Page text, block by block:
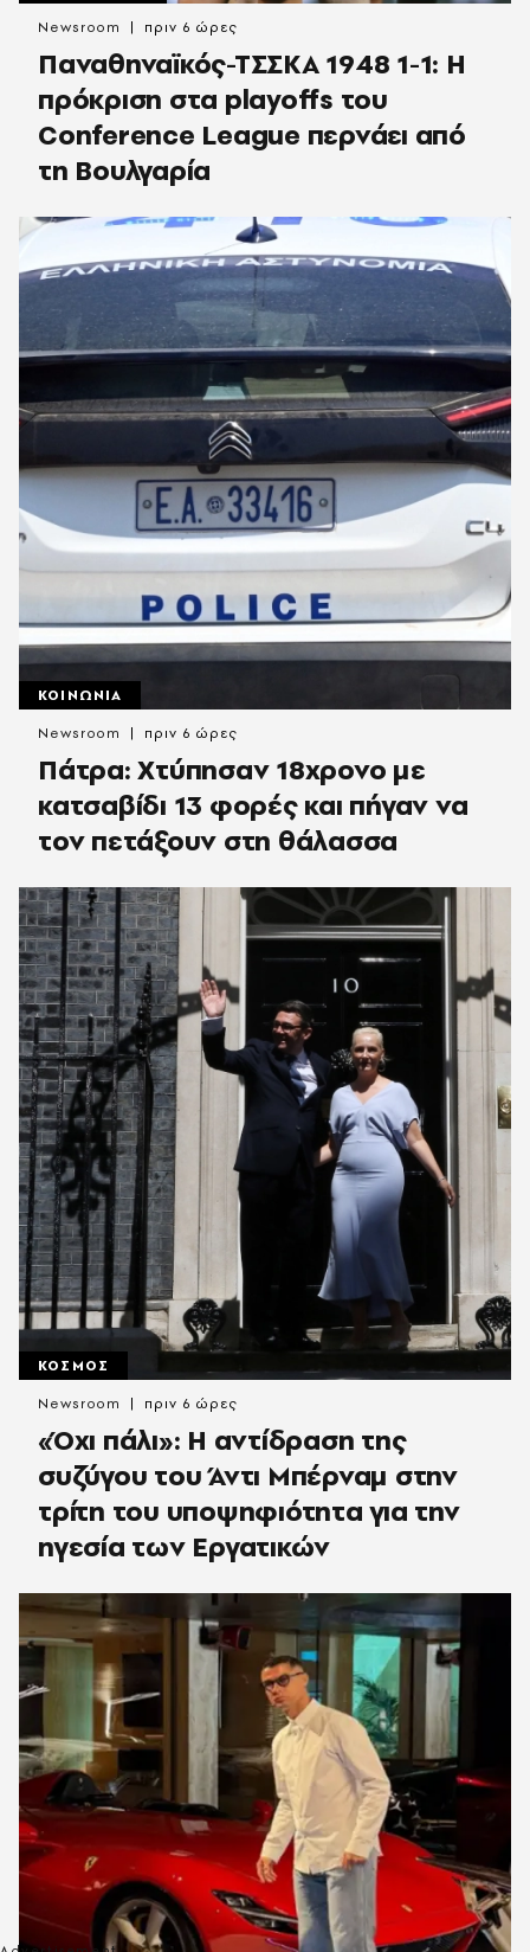
Παναθηναϊκός-ΤΣΣΚΑ 1948 1-1: Η
πρόκριση στα playoffs του
Conference League περνάει από
τη Βουλγαρία
Newsroom πριν 6 ώρες
ΚΟΙΝΩΝΙΑ
Πάτρα: Χτύπησαν 18χρονο με
κατσαβίδι 13 φορές και πήγαν να
τον πετάξουν στη θάλασσα
Newsroom πριν 6 ώρες
ΚΟΣΜΟΣ
«Όχι πάλι»: Η αντίδραση της
συζύγου του Άντι Μπέρναμ στην
τρίτη του υποψηφιότητα για την
ηγεσία των Εργατικών
Newsroom πριν 6 ώρες